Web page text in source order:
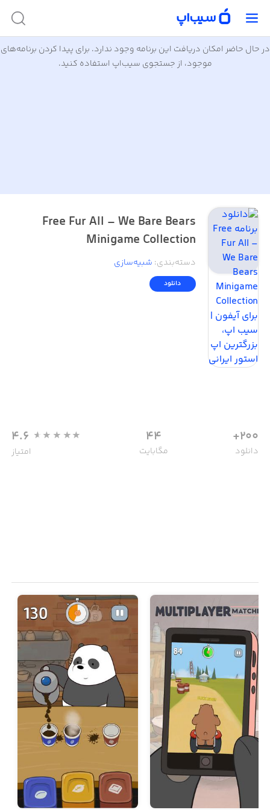
در حال حاضر امکان دریافت این برنامه وجود ندارد. برای پیدا کردن برنامه‌های
موجود، از جستجوی سیب‌اپ استفاده کنید.
Free Fur All – We Bare Bears
Minigame Collection
دسته‌بندی: شبیه‌سازی
دانلود
200+
دانلود
44
مگابایت
4.6
امتیاز